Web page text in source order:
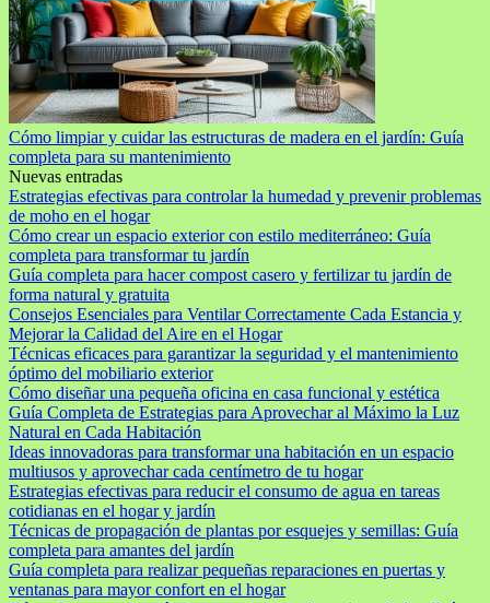
Cómo limpiar y cuidar las estructuras de madera en el jardín: Guía
completa para su mantenimiento
Nuevas entradas
Estrategias efectivas para controlar la humedad y prevenir problemas
de moho en el hogar
Cómo crear un espacio exterior con estilo mediterráneo: Guía
completa para transformar tu jardín
Guía completa para hacer compost casero y fertilizar tu jardín de
forma natural y gratuita
Consejos Esenciales para Ventilar Correctamente Cada Estancia y
Mejorar la Calidad del Aire en el Hogar
Técnicas eficaces para garantizar la seguridad y el mantenimiento
óptimo del mobiliario exterior
Cómo diseñar una pequeña oficina en casa funcional y estética
Guía Completa de Estrategias para Aprovechar al Máximo la Luz
Natural en Cada Habitación
Ideas innovadoras para transformar una habitación en un espacio
multiusos y aprovechar cada centímetro de tu hogar
Estrategias efectivas para reducir el consumo de agua en tareas
cotidianas en el hogar y jardín
Técnicas de propagación de plantas por esquejes y semillas: Guía
completa para amantes del jardín
Guía completa para realizar pequeñas reparaciones en puertas y
ventanas para mayor confort en el hogar